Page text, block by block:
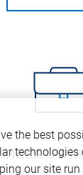
the best
technologies
our site